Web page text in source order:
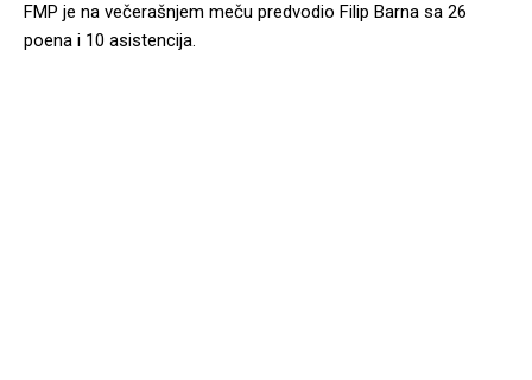
FMP je na večerašnjem meču predvodio Filip Barna sa 26
poena i 10 asistencija.